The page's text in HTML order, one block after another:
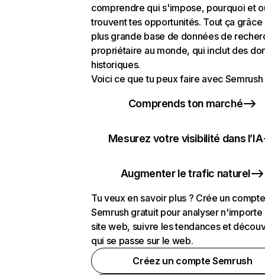
comprendre qui s'impose, pourquoi et
trouvent tes opportunités. Tout ça grâce
plus grande base de données de
propriétaire au monde, qui inclut des
historiques.
Voici ce que tu peux faire avec Semrush
Comprends ton marché
Mesurez votre visibilité dans l’IA
Augmenter le trafic naturel
Tu veux en savoir plus ? Crée un compte
Semrush gratuit pour analyser n'importe
site web, suivre les tendances et
qui se passe sur le web.
Créez un compte Semrush